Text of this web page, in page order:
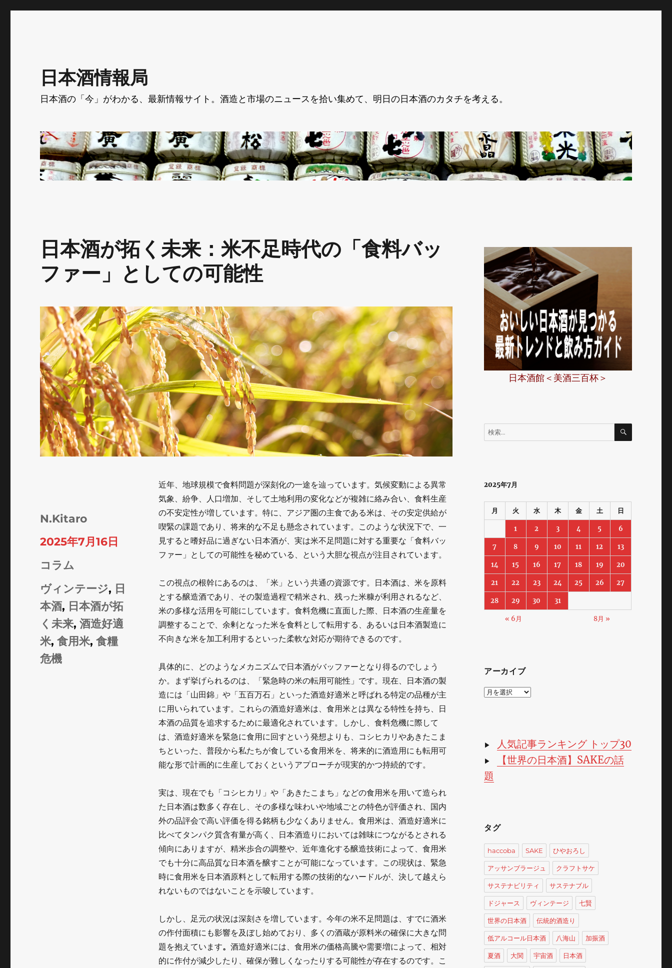
日本酒情報局
日本酒の「今」がわかる、最新情報サイト。酒造と市場のニュースを拾い集めて、明日の日本酒のカタチを考える。
日本酒が拓く未来：米不足時代の「食料バッ
ファー」としての可能性
近年、地球規模で食料問題が深刻化の一途を辿っています。気候変動による異常
気象、紛争、人口増加、そして土地利用の変化などが複雑に絡み合い、食料生産
の不安定性が増しています。特に、アジア圏の主食である米は、その安定供給が
喫緊の課題であり、将来的な不足も懸念されています。このような状況下で、一
見すると嗜好品に過ぎない日本酒が、実は米不足問題に対する重要な「食料バッ
ファー」としての可能性を秘めている、という大胆な視点が注目されています。
この視点の根幹にあるのは、「米」という共通の資源です。日本酒は、米を原料
とする醸造酒であり、その製造過程で精米され、残った米糠が利用されるなど、
米の多様な活用を可能にしています。食料危機に直面した際、日本酒の生産量を
調整することで、余剰となった米を食料として転用する、あるいは日本酒製造に
不向きな米を加工利用するといった柔軟な対応が期待できるのです。
具体的に、どのようなメカニズムで日本酒がバッファーとなり得るのでしょう
か。まず挙げられるのは、「緊急時の米の転用可能性」です。現在、日本酒の製
造には「山田錦」や「五百万石」といった酒造好適米と呼ばれる特定の品種が主
に用いられています。これらの酒造好適米は、食用米とは異なる特性を持ち、日
本酒の品質を追求するために最適化されています。しかし、食料危機に際して
は、酒造好適米を緊急に食用に回すという発想よりも、コシヒカリやあきたこま
ちといった、普段から私たちが食している食用米を、将来的に酒造用にも転用可
能な形で計画的に生産しておくというアプローチが現実的かつ持続的です。
実は、現在でも「コシヒカリ」や「あきたこまち」などの食用米を用いて造られ
た日本酒は数多く存在し、その多様な味わいや地域ごとの特色が評価され、国内
外の品評会で高い評価を得る銘柄も少なくありません。食用米は、酒造好適米に
比べてタンパク質含有量が高く、日本酒造りにおいては雑味につながるとされる
傾向にありますが、精米歩合の調整や、近年進化する醸造技術によって、食用米
でも十分に高品質な日本酒を醸すことが可能になっています。この現状は、緊急
時に食用米を日本酒原料として転用する際の技術的なハードルが、決して越えら
れないものではないことを示唆しています。
しかし、足元の状況は深刻さを増しています。今年の米不足問題は、すでに酒米
の作付面積にも影響を及ぼし始めており、多くの酒蔵が原料米の確保に大きな問
題を抱えています。 酒造好適米には、食用米の価格高騰や需要増によって、相対
的に作付が減少したり、確保が難しくなったりする可能性が存在するのです。こ
投
稿
N.Kitaro
投
稿
2025年7月16日
カ
テ
ゴ
リ
ー
コラム
タ
グ
ヴィンテージ, 日
本酒, 日本酒が拓
く未来,酒造好適
米,食用米,食糧
危機
日本酒館＜美酒三百杯＞
検
索:
検
2025年7月
月 火 水 木 金 土 日
1 2 3 4 5 6
7 8 9 10 11 12 13
14 15 16 17 18 19 20
21 22 23 24 25 26 27
28 29 30 31
« 6月 8月 »
アーカイブ
ア
▶
人気記事ランキング トップ30
▶
【世界の日本酒】SAKEの話
題
タグ
haccoba SAKE ひやおろし
アッサンブラージュ クラフトサケ
サステナビリティ サステナブル
ドジャース ヴィンテージ 七賢
世界の日本酒 伝統的酒造り
低アルコール日本酒 八海山 加振酒
夏酒 大関 宇宙酒 日本酒